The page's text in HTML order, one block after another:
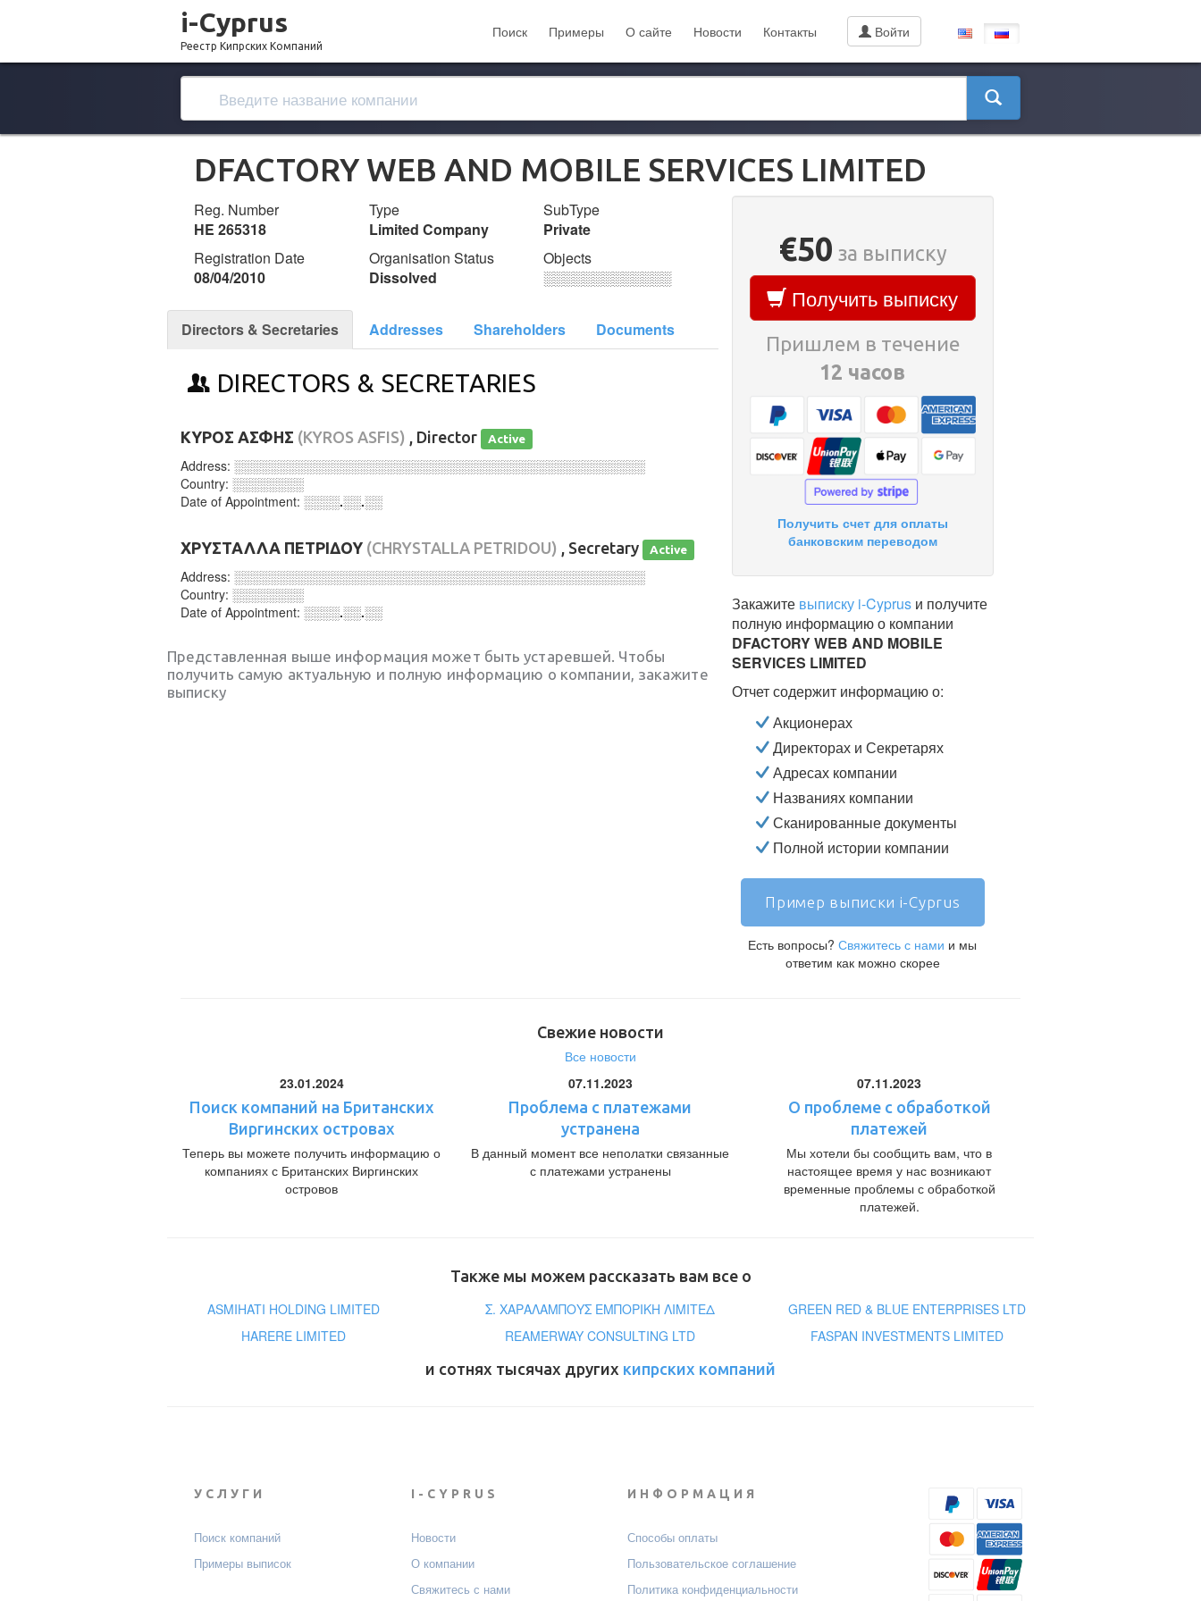
i-Cyprus
Реестр Кипрских Компаний
Поиск Примеры О сайте Новости Контакты Войти
DFACTORY WEB AND MOBILE SERVICES LIMITED
Reg. Number
ΗΕ 265318
Type
Limited Company
SubType
Private
Registration Date
08/04/2010
Organisation Status
Dissolved
Objects
░░░░░░░░░░░░░
Directors & Secretaries Addresses Shareholders Documents
DIRECTORS & SECRETARIES
ΚΥΡΟΣ ΑΣΦΗΣ (KYROS ASFIS) , Director Active
Address: ░░░░░░░░░░░░░░░░░░░░░░░░░░░░░░░░░░░░░░░░░░░░░░
Country: ░░░░░░░░
Date of Appointment: ░░░░.░░.░░
ΧΡΥΣΤΑΛΛΑ ΠΕΤΡΙΔΟΥ (CHRYSTALLA PETRIDOU) , Secretary Active
Address: ░░░░░░░░░░░░░░░░░░░░░░░░░░░░░░░░░░░░░░░░░░░░░░
Country: ░░░░░░░░
Date of Appointment: ░░░░.░░.░░
Представленная выше информация может быть устаревшей. Чтобы
получить самую актуальную и полную информацию о компании, закажите
выписку
€50 за выписку
Получить выписку
Пришлем в течение
12 часов
Получить счет для оплаты
банковским переводом
Закажите выписку i-Cyprusи получите
полную информацию о компании
DFACTORY WEB AND MOBILE
SERVICES LIMITED
Отчет содержит информацию о:
Акционерах
Директорах и Секретарях
Адресах компании
Названиях компании
Сканированные документы
Полной истории компании
Пример выписки i-Cyprus
Есть вопросы?Свяжитесь с нами и мы
ответим как можно скорее
Свежие новости
Все новости
23.01.2024
Поиск компаний на Британских
Виргинских островах
Теперь вы можете получить информацию о
компаниях с Британских Виргинских
островов
07.11.2023
Проблема с платежами
устранена
В данный момент все неполатки связанные
с платежами устранены
07.11.2023
О проблеме с обработкой
платежей
Мы хотели бы сообщить вам, что в
настоящее время у нас возникают
временные проблемы с обработкой
платежей.
Также мы можем рассказать вам все о
ASMIHATI HOLDING LIMITED
Σ. ΧΑΡΑΛΑΜΠΟΥΣ ΕΜΠΟΡΙΚΗ ΛΙΜΙΤΕΔ
GREEN RED & BLUE ENTERPRISES LTD
HARERE LIMITED
REAMERWAY CONSULTING LTD
FASPAN INVESTMENTS LIMITED
и сотнях тысячах других кипрских компаний
УСЛУГИ
Поиск компаний
Примеры выписок
I-CYPRUS
Новости
О компании
Свяжитесь с нами
ИНФОРМАЦИЯ
Способы оплаты
Пользовательское соглашение
Политика конфиденциальности